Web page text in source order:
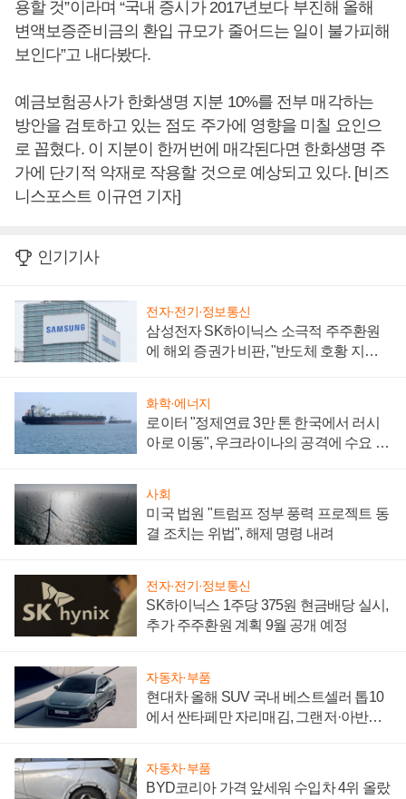
용할 것”이라며 “국내 증시가 2017년보다 부진해 올해
변액보증준비금의 환입 규모가 줄어드는 일이 불가피해
보인다”고 내다봤다.
예금보험공사가 한화생명 지분 10%를 전부 매각하는
방안을 검토하고 있는 점도 주가에 영향을 미칠 요인으
로 꼽혔다. 이 지분이 한꺼번에 매각된다면 한화생명 주
가에 단기적 악재로 작용할 것으로 예상되고 있다. [비즈
니스포스트 이규연 기자]
인기기사
전자·전기·정보통신
삼성전자 SK하이닉스 소극적 주주환원
에 해외 증권가 비판, "반도체 호황 지속
화학·에너지
로이터 "정제연료 3만 톤 한국에서 러시
아로 이동", 우크라이나의 공격에 수요 늘
사회
미국 법원 "트럼프 정부 풍력 프로젝트 동
결 조치는 위법", 해제 명령 내려
전자·전기·정보통신
SK하이닉스 1주당 375원 현금배당 실시,
추가 주주환원 계획 9월 공개 예정
자동차·부품
현대차 올해 SUV 국내 베스트셀러 톱10
에서 싼타페만 자리매김, 그랜저·아반떼
자동차·부품
BYD코리아 가격 앞세워 수입차 4위 올랐